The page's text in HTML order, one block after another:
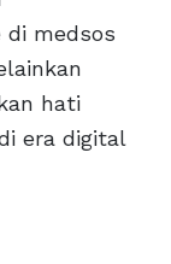
di medsos
hati
era digital